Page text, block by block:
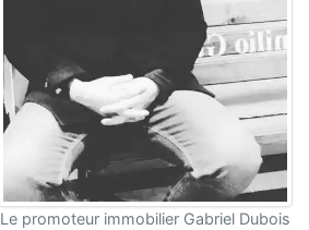
Le promoteur immobilier Gabriel Dubois